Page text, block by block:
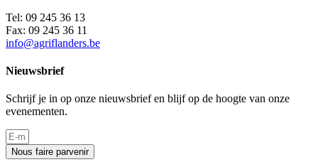
Tel: 09 245 36 13
Fax: 09 245 36 11
info@agriflanders.be
Nieuwsbrief
Schrijf je in op onze nieuwsbrief en blijf op de hoogte van onze
evenementen.
Nous faire parvenir